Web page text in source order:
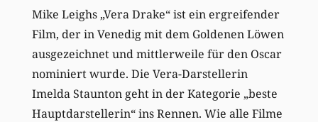
Mike Leighs „Vera Drake“ ist ein ergreifender
Film, der in Venedig mit dem Goldenen Löwen
ausgezeichnet und mittlerweile für den Oscar
nominiert wurde. Die Vera-Darstellerin
Imelda Staunton geht in der Kategorie „beste
Hauptdarstellerin“ ins Rennen. Wie alle Filme